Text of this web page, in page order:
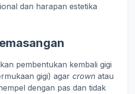
dan harapan estetika
pembentukan kembali gigi
gigi) agar crown atau
dengan pas dan tidak